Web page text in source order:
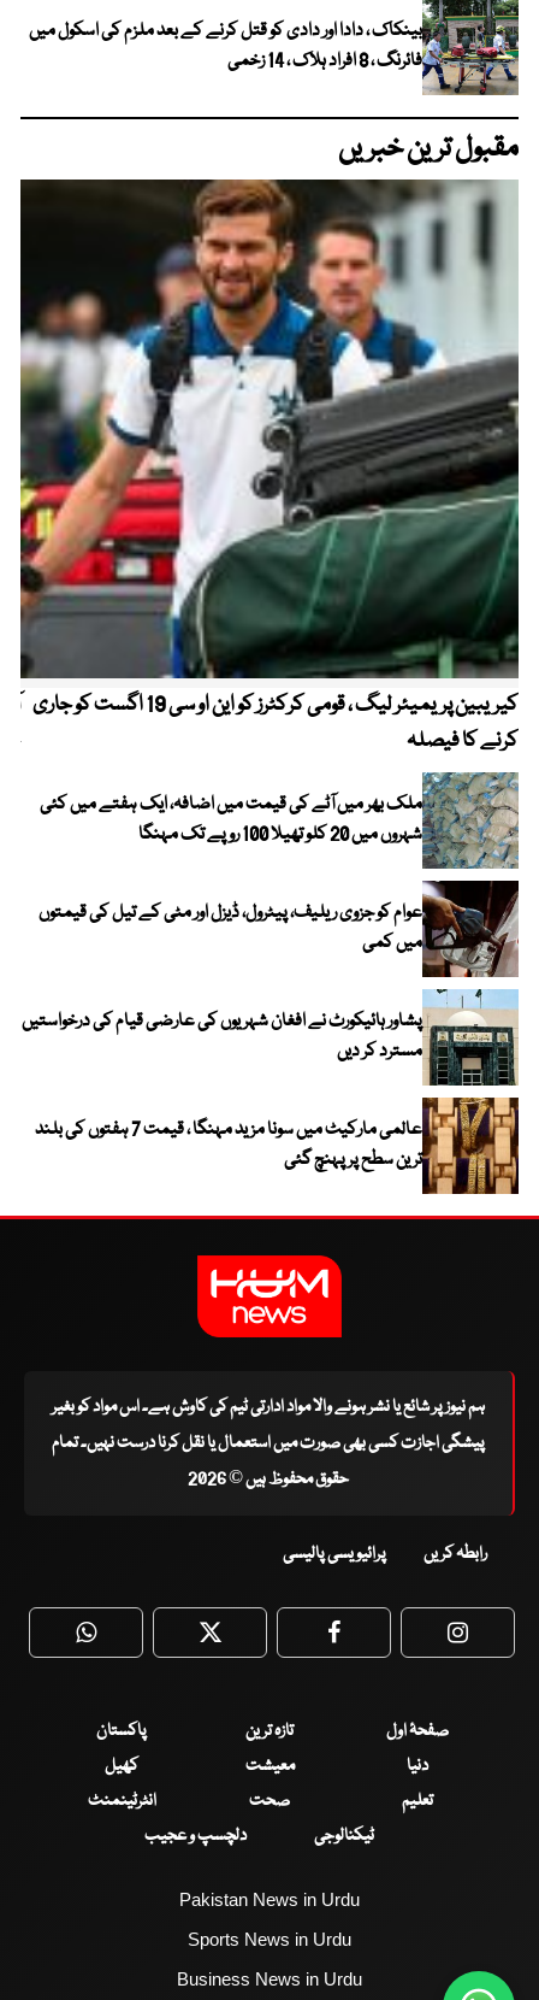
بینکاک ، دادا اور دادی کو قتل کرنے کے بعد ملزم کی اسکول میں
فائرنگ ، 8 افراد ہلاک ، 14 زخمی
مقبول ترین خبریں
کیریبین پریمیئر لیگ ، قومی کرکٹرز کو این او سی 19 اگست کو جاری
کرنے کا فیصلہ
ملک بھر میں آٹے کی قیمت میں اضافہ، ایک ہفتے میں کئی
شہروں میں 20 کلو تھیلا 100 روپے تک مہنگا
عوام کو جزوی ریلیف، پیٹرول، ڈیزل اور مٹی کے تیل کی قیمتوں
میں کمی
پشاور ہائیکورٹ نے افغان شہریوں کی عارضی قیام کی درخواستیں
مسترد کر دیں
عالمی مارکیٹ میں سونا مزید مہنگا ، قیمت 7 ہفتوں کی بلند
ترین سطح پر پہنچ گئی
ہم نیوز پر شائع یا نشر ہونے والا مواد ادارتی ٹیم کی کاوش ہے۔ اس مواد کو بغیر
پیشگی اجازت کسی بھی صورت میں استعمال یا نقل کرنا درست نہیں۔ تمام
حقوق محفوظ ہیں © 2026
رابطہ کریں پرائیویسی پالیسی
WhatsApp Twitter Facebook
صفحۂ اول تازہ ترین
پاکستان
دنیا
معیشت
کھیل
تعلیم
صحت
انٹرٹینمنٹ
ٹیکنالوجی
دلچسپ و عجیب
Pakistan News in Urdu
Sports News in Urdu
Business News in Urdu